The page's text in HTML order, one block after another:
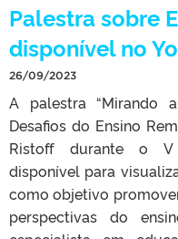
Palestra sobre
disponível no
26/09/2023
A palestra “Mirando
Desafios do Ensino
Ristoff durante o V
disponível para
como objetivo
perspectivas do